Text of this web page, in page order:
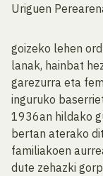
Uriguen
goizeko lehen
lanak, hainbat
garezurra eta
inguruko
1936an hildako
bertan aterako
familiakoen
dute zehazki